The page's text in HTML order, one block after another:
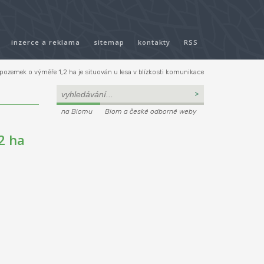
inzerce a reklama sitemap kontakty RSS
o výměře 1,2 ha je situován u lesa v blízkosti komunikace
ha
na Biomu Biom a české odborné weby